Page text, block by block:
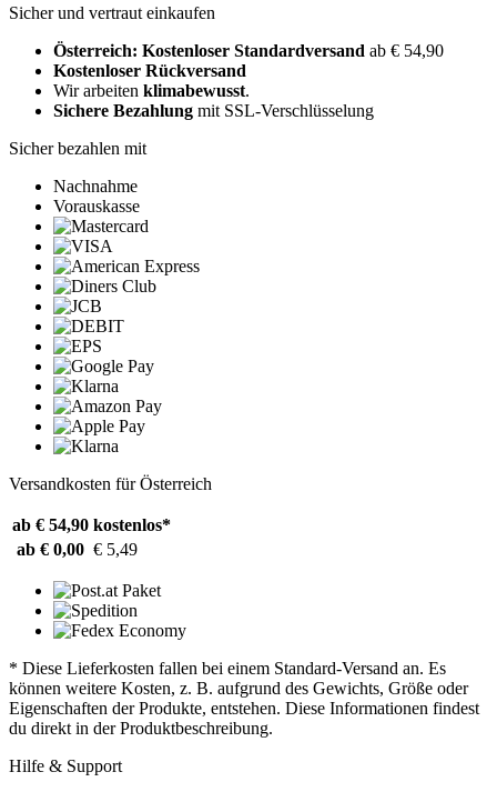
Sicher und vertraut einkaufen
Österreich: Kostenloser Standardversand ab € 54,90
Kostenloser Rückversand
Wir arbeiten klimabewusst.
Sichere Bezahlung mit SSL-Verschlüsselung
Sicher bezahlen mit
Nachnahme
Vorauskasse
Versandkosten für Österreich
ab € 54,90 kostenlos*
ab € 0,00 € 5,49
* Diese Lieferkosten fallen bei einem Standard-Versand an. Es
können weitere Kosten, z. B. aufgrund des Gewichts, Größe oder
Eigenschaften der Produkte, entstehen. Diese Informationen findest
du direkt in der Produktbeschreibung.
Hilfe & Support